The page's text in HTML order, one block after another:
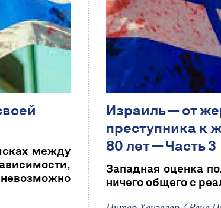
между
Израиль — от
преступника к
80 лет — Часть 3
Западная оценка
ничего общего с